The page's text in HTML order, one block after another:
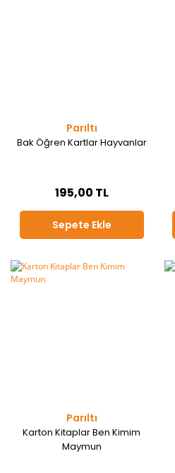
Parıltı
Bak Öğren Kartlar Hayvanlar
195,00 TL
Sepete Ekle
Parıltı
Karton Kitaplar Ben Kimim
Maymun